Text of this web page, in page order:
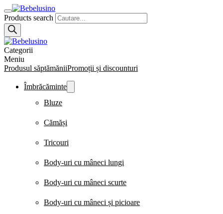
Products search
Categorii
Meniu
Produsul săptămăniiPromoții și discounturi
Îmbrăcăminte
Bluze
Cămăși
Tricouri
Body-uri cu mâneci lungi
Body-uri cu mâneci scurte
Body-uri cu mâneci și picioare